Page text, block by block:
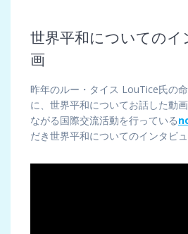
世界平和についてのイ
画
昨年のルー・タイス LouTice氏の
に、世界平和についてお話した動
ながる国際交流活動を行っている
だき世界平和についてのインタビ